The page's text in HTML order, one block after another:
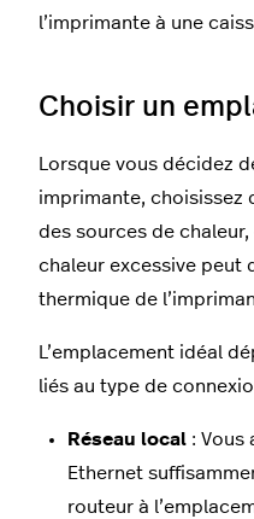
l’imprimante à une
Choisir un
Lorsque vous décidez
imprimante, choisissez
des sources de
chaleur excessive peut
thermique de
L’emplacement idéal
liés au type de
Réseau local : Vous
Ethernet
routeur à